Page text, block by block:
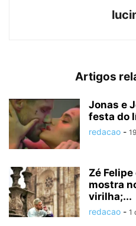
Artigos
Jonas e
festa do
redacao -
Zé
mostra
virilha;...
redacao - 1